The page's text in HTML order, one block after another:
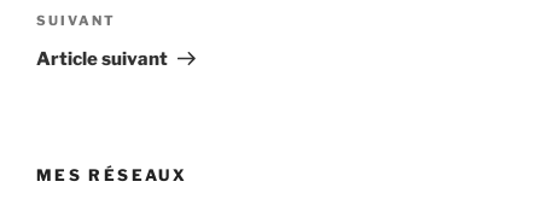
Article
suivant
SUIVANT
Article suivant
MES RÉSEAUX